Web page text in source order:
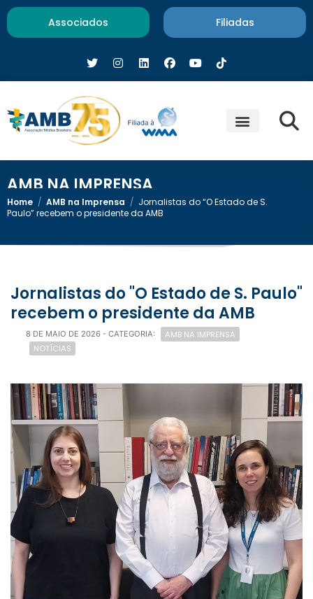
Associados Filiadas
AMB NA IMPRENSA
Home / AMB na Imprensa / Jornalistas do “O Estado de S.
Paulo” recebem o presidente da AMB
Jornalistas do "O Estado de S. Paulo"
recebem o presidente da AMB
8 DE MAIO DE 2026 - CATEGORIA:
AMB NA IMPRENSA
NOTÍCIAS